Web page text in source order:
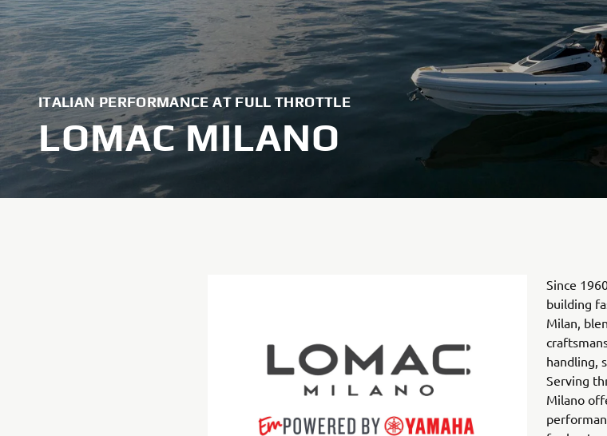
ITALIAN PERFORMANCE AT FULL THROTTLE
LOMAC MILANO
Since
building
Milan,
handling,
Serving
Milano